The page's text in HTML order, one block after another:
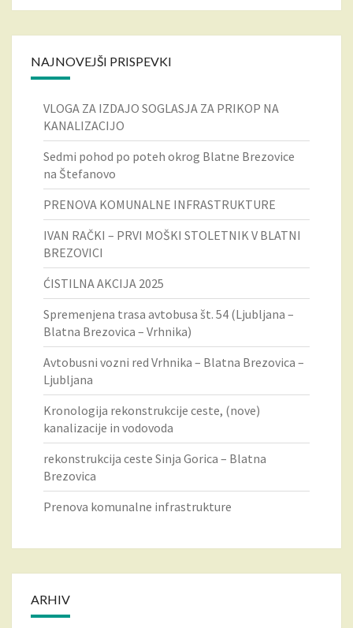
NAJNOVEJŠI PRISPEVKI
VLOGA ZA IZDAJO SOGLASJA ZA PRIKOP NA
KANALIZACIJO
Sedmi pohod po poteh okrog Blatne Brezovice
na Štefanovo
PRENOVA KOMUNALNE INFRASTRUKTURE
IVAN RAČKI – PRVI MOŠKI STOLETNIK V BLATNI
BREZOVICI
ĆISTILNA AKCIJA 2025
Spremenjena trasa avtobusa št. 54 (Ljubljana –
Blatna Brezovica – Vrhnika)
Avtobusni vozni red Vrhnika – Blatna Brezovica –
Ljubljana
Kronologija rekonstrukcije ceste, (nove)
kanalizacije in vodovoda
rekonstrukcija ceste Sinja Gorica – Blatna
Brezovica
Prenova komunalne infrastrukture
ARHIV